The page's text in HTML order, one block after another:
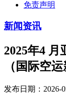
免责声明
新闻资讯
2025年4
（国际空
发布日期：2026-